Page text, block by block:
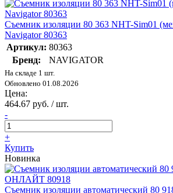
Съемник изоляции 80 363 NHT-Sim01
Navigator 80363
Артикул: 80363
Бренд:
NAVIGATOR
На складе 1 шт.
Обновлено 01.08.2026
Цена:
464.67 руб. / шт.
-
+
Купить
Новинка
Съемник изоляции автоматический 80